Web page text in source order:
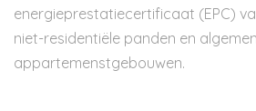
energieprestatiecertificaat (EPC)
niet-residentiële panden en
appartemenstgebouwen.